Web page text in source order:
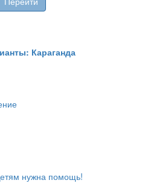
Караганда
нужна помощь!